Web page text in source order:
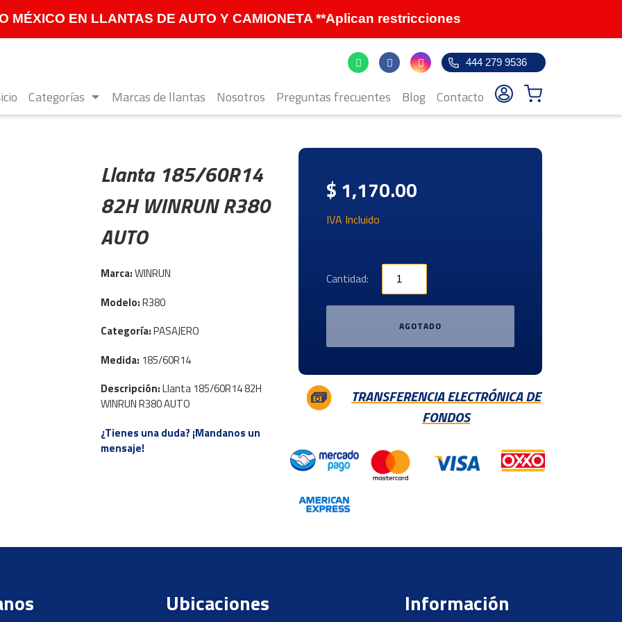
MÉXICO EN LLANTAS DE AUTO Y CAMIONETA **Aplican restricciones
Categorías Marcas de llantas Nosotros Preguntas frecuentes Blog Contacto
444 279 9536
Llanta 185/60R14
82H WINRUN R380
AUTO
Marca:WINRUN
Modelo:R380
Categoría:PASAJERO
Medida: 185/60R14
Descripción:Llanta 185/60R14 82H
WINRUN R380 AUTO
¿Tienes una duda? ¡Mandanos un
mensaje!
$ 1,170.00
IVA Incluido
Cantidad:
AGOTADO
TRANSFERENCIA ELECTRÓNICA DE
FONDOS
Ubicaciones Información